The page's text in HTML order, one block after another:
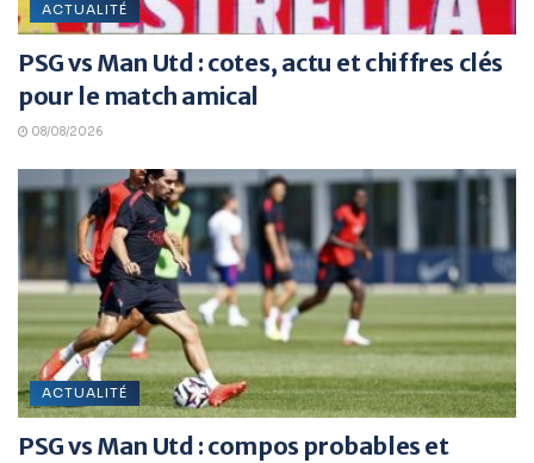
ACTUALITÉ
PSG vs Man Utd : cotes, actu et chiffres clés
pour le match amical
08/08/2026
ACTUALITÉ
PSG vs Man Utd : compos probables et